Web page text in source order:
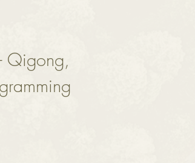
Qigong,